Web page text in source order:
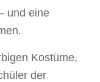
und eine
Kostüme,
der